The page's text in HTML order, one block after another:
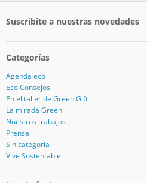
Suscribite a nuestras novedades
Categorías
Agenda eco
Eco Consejos
En el taller de Green Gift
La mirada Green
Nuestros trabajos
Prensa
Sin categoría
Vive Sustentable